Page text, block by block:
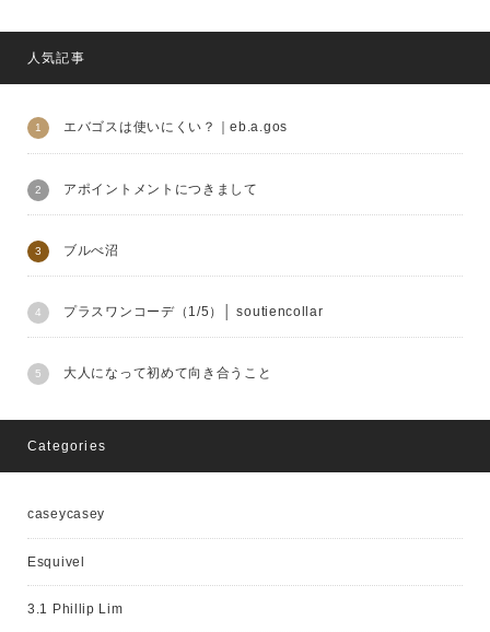
人気記事
エバゴスは使いにくい？｜eb.a.gos
アポイントメントにつきまして
ブルべ沼
プラスワンコーデ（1/5）│ soutiencollar
大人になって初めて向き合うこと
Categories
caseycasey
Esquivel
3.1 Phillip Lim